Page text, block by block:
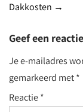
Dakkosten →
Geef een reactie
Je e-mailadres
gemarkeerd met*
Reactie*